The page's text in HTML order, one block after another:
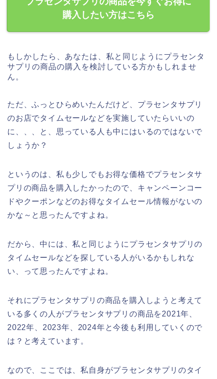
購入したい方はこちら
もしかしたら、あなたは、私と同じようにプラセンタ
サプリの商品の購入を検討している方かもしれませ
ん。
ただ、ふっとひらめいたんだけど、プラセンタサプリ
のお店でタイムセールなどを実施していたらいいの
に、、、と、思っている人も中にはいるのではないで
しょうか？
というのは、私も少しでもお得な価格でプラセンタサ
プリの商品を購入したかったので、キャンペーンコー
ドやクーポンなどのお得なタイムセール情報がないの
かな～と思ったんですよね。
だから、中には、私と同じようにプラセンタサプリの
タイムセールなどを探している人がいるかもしれな
い、って思ったんですよね。
それにプラセンタサプリの商品を購入しようと考えて
いる多くの人がプラセンタサプリの商品を2021年、
2022年、2023年、2024年と今後も利用していくので
は？と考えています。
なので、ここでは、私自身がプラセンタサプリのタイ